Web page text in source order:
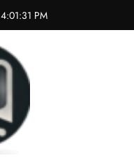
4:01:32 PM